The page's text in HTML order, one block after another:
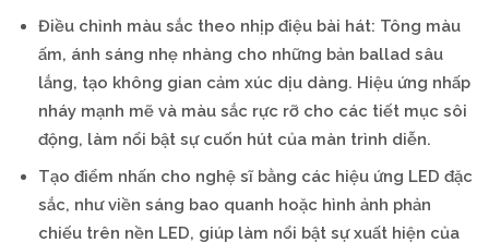
Điều chỉnh màu sắc theo nhịp điệu bài hát: Tông màu
ấm, ánh sáng nhẹ nhàng cho những bản ballad sâu
lắng, tạo không gian cảm xúc dịu dàng. Hiệu ứng nhấp
nháy mạnh mẽ và màu sắc rực rỡ cho các tiết mục sôi
động, làm nổi bật sự cuốn hút của màn trình diễn.
Tạo điểm nhấn cho nghệ sĩ bằng các hiệu ứng LED đặc
sắc, như viền sáng bao quanh hoặc hình ảnh phản
chiếu trên nền LED, giúp làm nổi bật sự xuất hiện của